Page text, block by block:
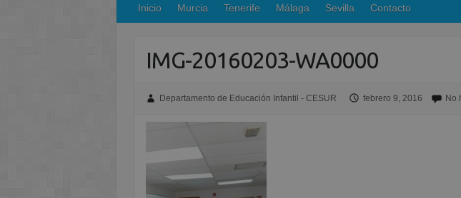
Inicio Murcia Tenerife Málaga Sevilla Contacto
IMG-20160203-WA0000
Departamento de Educación Infantil - CESUR febrero 9, 2016 No